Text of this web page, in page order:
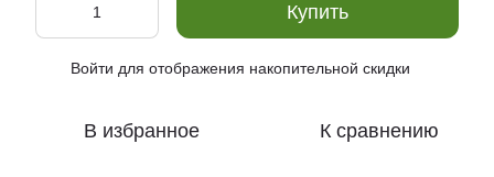
Купить
Войти для отображения накопительной скидки
В избранное К сравнению